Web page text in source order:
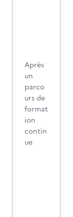
Après
un
parco
urs de
format
ion
contin
ue